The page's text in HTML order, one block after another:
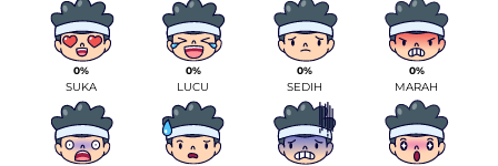
0%
SUKA
0%
LUCU
0%
SEDIH
0%
MARAH